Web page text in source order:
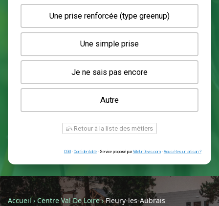
Une wallbox en triphasé (22kW)
Une wallbox en monophasé (7kW)
Une prise renforcée (type greenup)
Une simple prise
Je ne sais pas encore
Autre
Accueil› Centre Val De Loire›Fleury-les-Aubrais